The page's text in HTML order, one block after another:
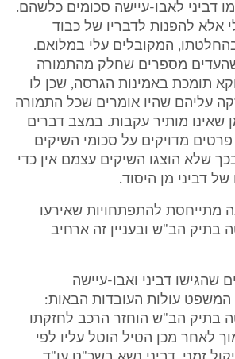
דביני לאבו-עיישה סכומים כלשהם.
אלא להפנות לדבריו של כבוד
המקובלים עלי במלואם.
שהעדים מספרים שחלק מהתמורה
תומכת באמינות הגרסה, שכן לו
עליהם שהיו אומרים שכל התמורה
שאינו מותיר עקבות. במצב דברים
מדויקים על סכומי השיקים
שלא הוצגו השיקים עצמם אין כדי
דביני מן היסוד.
מתייחסת להתפתחויות שאירעו
הב"ש ובעניין זה ארחיב
שהגישו דביני ואבו-עיישה
המשפט עולות העובדות הבאות:
בתיק הב"ש הוחזר הרכב לחזקתו
לאחר מכן הטיל הוטל עליו לפי